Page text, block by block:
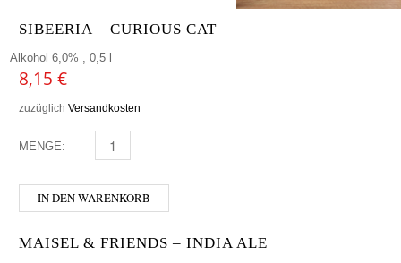
SIBEERIA – CURIOUS CAT
Alkohol 6,0% , 0,5 l
8,15 €
zuzüglich Versandkosten
MENGE: SIBEERIA - CURIOUS CAT MENGE
IN DEN WARENKORB
MAISEL & FRIENDS – INDIA ALE